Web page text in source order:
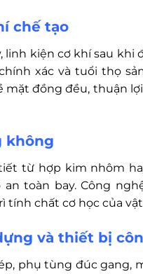
chế tạo
linh kiện cơ khí sau
xác và tuổi thọ
đồng đều, thuận
không
từ hợp kim nhôm
an toàn bay. Công
tính chất cơ học của
và thiết bị
phụ tùng đúc gang,